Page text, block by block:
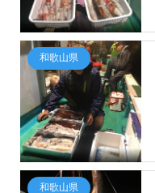
和歌山県
和歌山県